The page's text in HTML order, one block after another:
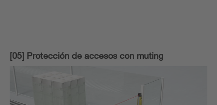
[05] Protección de accesos con muting